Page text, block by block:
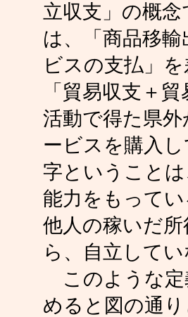
立収支」の概
は、「商品移
ビスの支払」
「貿易収支＋
活動で得た県
ービスを購入
字ということ
能力をもって
他人の稼いだ
ら、自立して
このような定
めると図の通